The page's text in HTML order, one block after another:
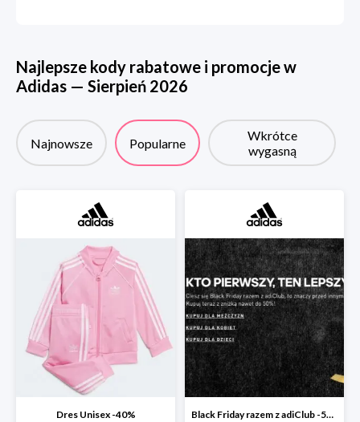
Najlepsze kody rabatowe i promocje w
Adidas — Sierpień 2026
Najnowsze Popularne
Wkrótce
wygasną
Dres Unisex -40% Black Friday razem z adiClub -50%